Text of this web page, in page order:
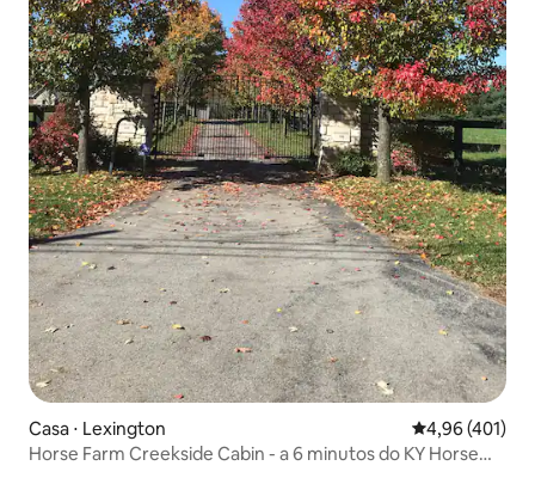
Casa ⋅ Lexington 4,96 de uma
4,96 (401)
Horse Farm Creekside Cabin - a 6 minutos do KY Horse